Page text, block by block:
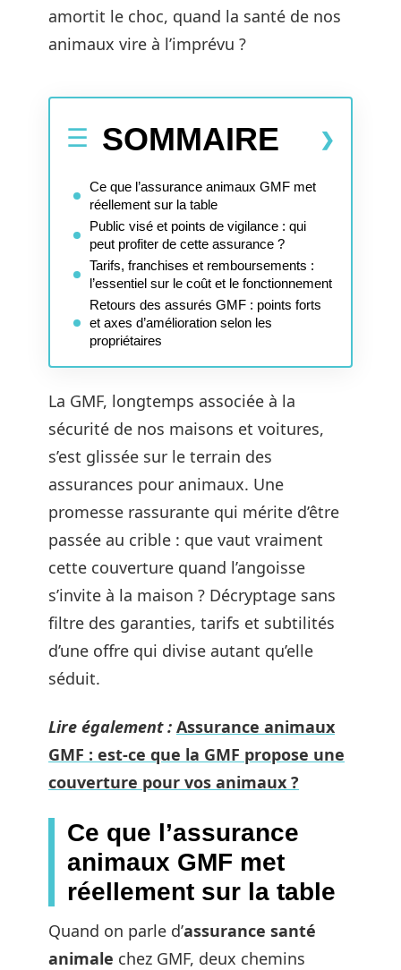
amortit le choc, quand la santé de nos
animaux vire à l’imprévu ?
SOMMAIRE
Ce que l’assurance animaux GMF met
réellement sur la table
Public visé et points de vigilance : qui
peut profiter de cette assurance ?
Tarifs, franchises et remboursements :
l’essentiel sur le coût et le fonctionnement
Retours des assurés GMF : points forts
et axes d’amélioration selon les
propriétaires
La GMF, longtemps associée à la
sécurité de nos maisons et voitures,
s’est glissée sur le terrain des
assurances pour animaux. Une
promesse rassurante qui mérite d’être
passée au crible : que vaut vraiment
cette couverture quand l’angoisse
s’invite à la maison ? Décryptage sans
filtre des garanties, tarifs et subtilités
d’une offre qui divise autant qu’elle
séduit.
Lire également : Assurance animaux
GMF : est-ce que la GMF propose une
couverture pour vos animaux ?
Ce que l’assurance
animaux GMF met
réellement sur la table
Quand on parle d’assurance santé
animale chez GMF, deux chemins